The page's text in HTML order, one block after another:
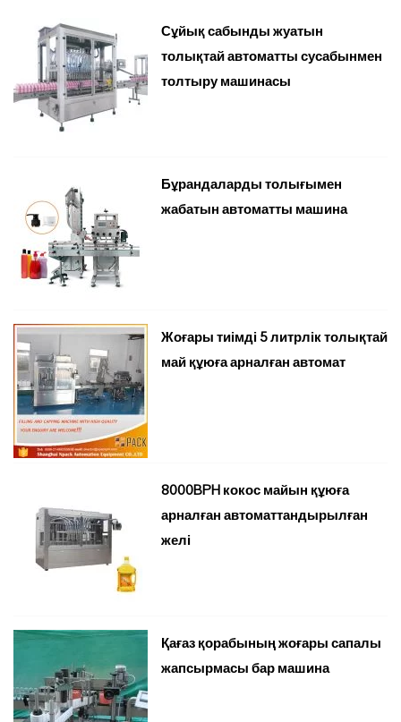
Сұйық сабынды жуатын
толықтай автоматты сусабынмен
толтыру машинасы
Бұрандаларды толығымен
жабатын автоматты машина
Жоғары тиімді 5 литрлік толықтай
май құюға арналған автомат
8000BPH кокос майын құюға
арналған автоматтандырылған
желі
Қағаз қорабының жоғары сапалы
жапсырмасы бар машина